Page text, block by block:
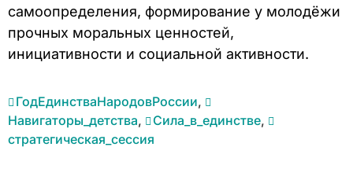
самоопределения, формирование у молодёжи
прочных моральных ценностей,
инициативности и социальной активности.
ГодЕдинстваНародовРоссии,
Навигаторы_детства, Сила_в_единстве,
стратегическая_сессия